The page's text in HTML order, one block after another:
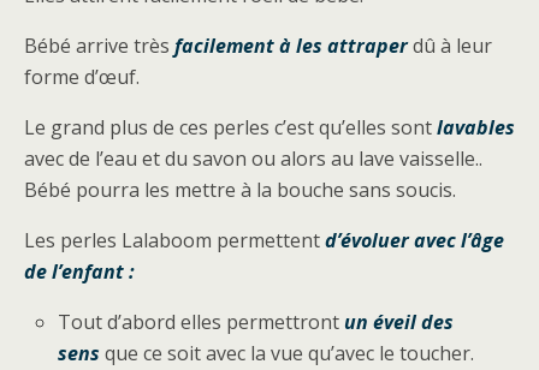
Bébé arrive très facilement à les attraperdû à leur
forme d’œuf.
Le grand plus de ces perles c’est qu’elles sontlavables
avec de l’eau et du savon ou alors au lave vaisselle..
Bébé pourra les mettre à la bouche sans soucis.
Les perles Lalaboom permettentd’évoluer avec l’âge
de l’enfant :
Tout d’abord elles permettront un éveil des
sens que ce soit avec la vue qu’avec le toucher.